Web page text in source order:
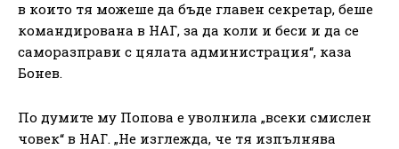
в които тя можеше да бъде главен секретар, беше
командирована в НАГ, за да коли и беси и да се
саморазправи с цялата администрация“, каза
Бонев.
По думите му Попова е уволнила „всеки смислен
човек“ в НАГ. „Не изглежда, че тя изпълнява